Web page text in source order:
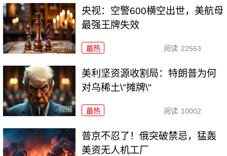
央视：空警600横空出世，美航母
最强王牌失效
最热 阅读 22563
美利坚资源收割局：特朗普为何
对乌稀土\"摊牌\"
最热 阅读 10002
普京不忍了！俄突破禁忌，猛轰
美资无人机工厂